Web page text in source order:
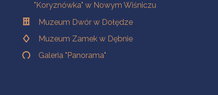
"Koryznówka" w Nowym Wiśniczu
Muzeum Dwór w Dołędze
Muzeum Zamek w Dębnie
Galeria "Panorama"